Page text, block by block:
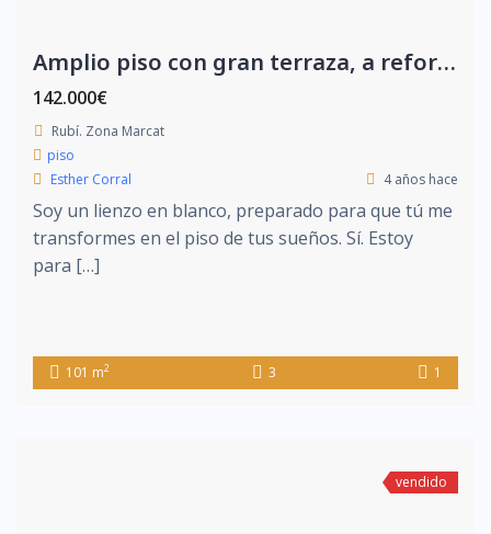
Amplio piso con gran terraza, a reformar.
142.000€
Rubí. Zona Marcat
piso
Esther Corral
4 años hace
Soy un lienzo en blanco, preparado para que tú me
transformes en el piso de tus sueños. Sí. Estoy
para […]
101 m2 3 1
vendido